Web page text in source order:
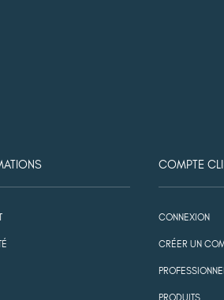
COMPTE
CONNEXION
CRÉER UN
PRODUITS